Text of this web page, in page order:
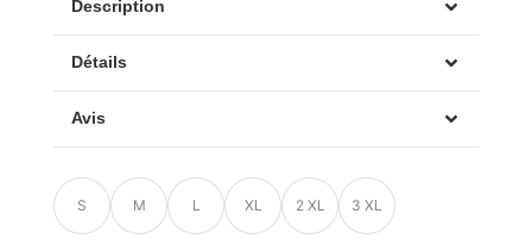
Description
Détails
Avis
S M L XL 2 XL 3 XL
quantité
de
Sweat